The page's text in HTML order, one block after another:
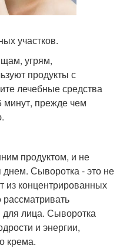
участков.
угрям,
продукты с
лечебные средства
прежде чем
продуктом, и не
днем. Сыворотка - это не
из концентрированных
для лица. Сыворотка
и энергии,
крема.